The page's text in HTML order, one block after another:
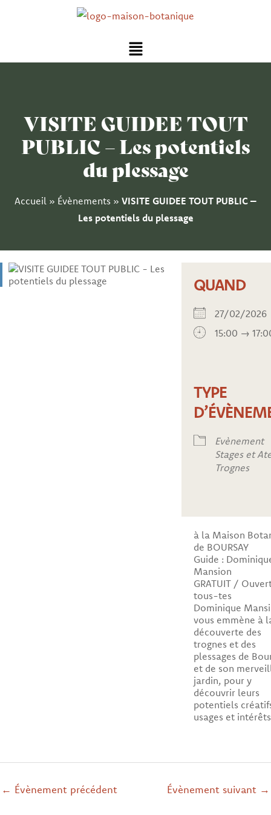
Menu
VISITE GUIDEE TOUT
PUBLIC – Les potentiels
du plessage
Accueil » Évènements » VISITE GUIDEE TOUT PUBLIC –
Les potentiels du plessage
QUAND
27/02/
15:00 →
TYPE
Evènement
Stages et
Trognes
à la Maison
de BOURSAY
Guide :
Mansion
GRATUIT /
tous-tes
Dominique
vous emmène à
découverte des
trognes et des
plessages de
et de son
jardin, pour y
découvrir leurs
potentiels
usages et
← Évènement précédent Évènement suivant →